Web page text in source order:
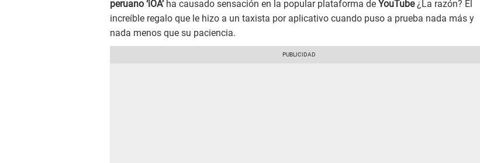
peruano ‘iOA’ha causado sensación en la popular plataforma de YouTube¿La razón? El
increíble regalo que le hizo a un taxista por aplicativo cuando puso a prueba nada más y
nada menos que su paciencia.